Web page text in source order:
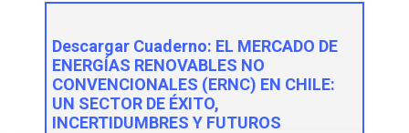
Descargar Cuaderno: EL MERCADO DE
ENERGÍAS RENOVABLES NO
CONVENCIONALES (ERNC) EN CHILE:
UN SECTOR DE ÉXITO,
INCERTIDUMBRES Y FUTUROS